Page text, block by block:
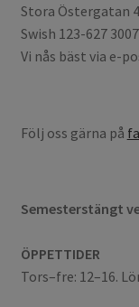
Stora Östergatan
Swish 123-627 3007
Vi nås bäst via e-
Följ oss gärna på
Semesterstängt
ÖPPETTIDER
Tors–fre: 12–16.